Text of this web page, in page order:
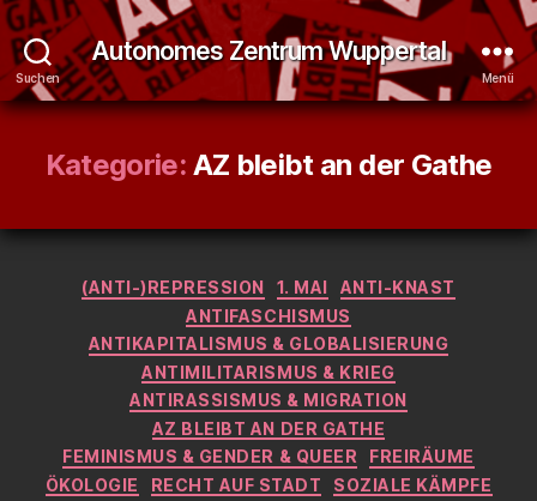
Suchen
Autonomes Zentrum Wuppertal
Menü
Kategorie: AZ bleibt an der Gathe
Kategorien
(ANTI-)REPRESSION 1. MAI
ANTI-KNAST
ANTIFASCHISMUS
ANTIKAPITALISMUS & GLOBALISIERUNG
ANTIMILITARISMUS & KRIEG
ANTIRASSISMUS & MIGRATION
AZ BLEIBT AN DER GATHE
FEMINISMUS & GENDER & QUEER
FREIRÄUME
ÖKOLOGIE
RECHT AUF STADT
SOZIALE KÄMPFE